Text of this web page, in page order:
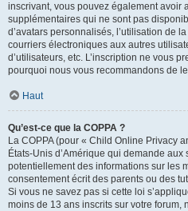
inscrivant, vous pouvez également avoir
supplémentaires qui ne sont pas
d’avatars personnalisés, l’utilisation de
courriers électroniques aux autres
d’utilisateurs, etc. L’inscription ne vous
pourquoi nous vous recommandons de
Haut
Qu’est-ce que la COPPA ?
La COPPA (pour « Child Online Privacy
États-Unis d’Amérique qui demande
potentiellement des informations sur les
consentement écrit des parents ou des
Si vous ne savez pas si cette loi
moins de 13 ans inscrits sur votre forum,